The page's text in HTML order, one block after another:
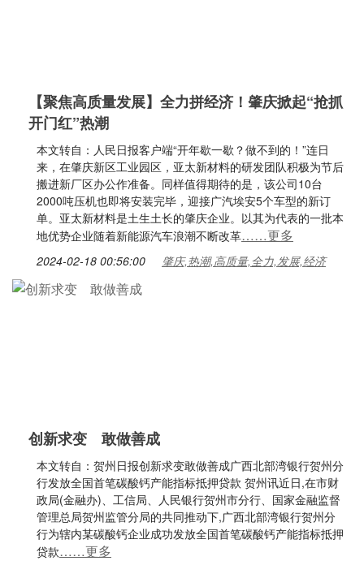
​【聚焦高质量发展】全力拼经济！肇庆掀起“抢抓
开门红”热潮
本文转自：人民日报客户端“开年歇一歇？做不到的！”连日
来，在肇庆新区工业园区，亚太新材料的研发团队积极为节后
搬进新厂区办公作准备。同样值得期待的是，该公司10台
2000吨压机也即将安装完毕，迎接广汽埃安5个车型的新订
单。亚太新材料是土生土长的肇庆企业。以其为代表的一批本
地优势企业随着新能源汽车浪潮不断改革……更多
2024-02-18 00:56:00 肇庆,热潮,高质量,全力,发展,经济
创新求变 敢做善成
本文转自：贺州日报创新求变敢做善成广西北部湾银行贺州分
行发放全国首笔碳酸钙产能指标抵押贷款 贺州讯近日,在市财
政局(金融办)、工信局、人民银行贺州市分行、国家金融监督
管理总局贺州监管分局的共同推动下,广西北部湾银行贺州分
行为辖内某碳酸钙企业成功发放全国首笔碳酸钙产能指标抵押
贷款……更多